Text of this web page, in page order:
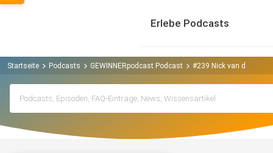
Erlebe Podcasts
Startseite Podcasts GEWINNERpodcast Podcast #239 Nick van der Falk